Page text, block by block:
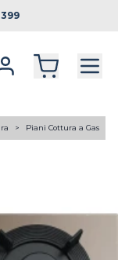
Piani Cottura a Gas